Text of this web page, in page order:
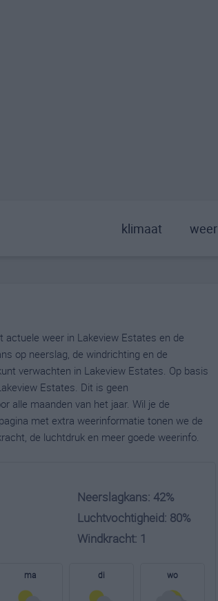
klimaat weer
actuele weer in Lakeview Estates en de
op neerslag, de windrichting en de
verwachten in Lakeview Estates. Op basis
Estates. Dit is geen
alle maanden van het jaar. Wil je de
met extra weerinformatie tonen we de
de luchtdruk en meer goede weerinfo.
Neerslagkans: 42%
Luchtvochtigheid: 80%
Windkracht: 1
ma di wo